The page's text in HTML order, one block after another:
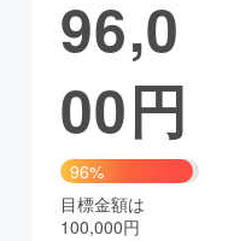
ゲーム・
書籍・雑誌
チャレンジ
96,0
00円
96%
目標金額は
100,000円